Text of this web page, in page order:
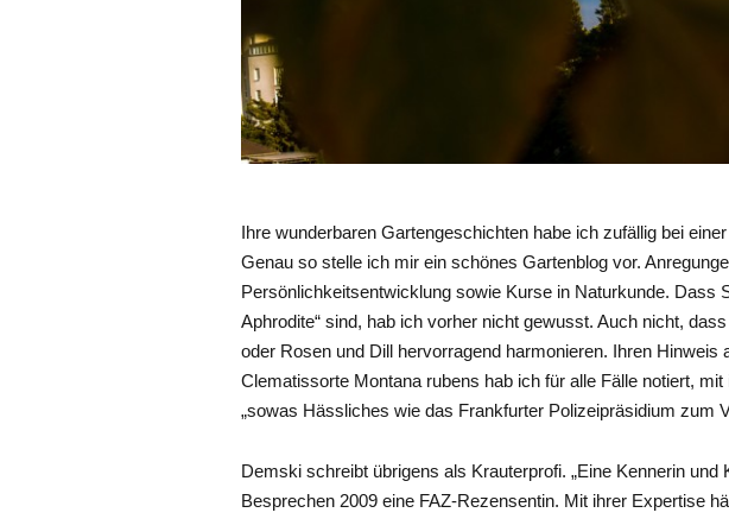
Ihre wunderbaren Gartengeschichten habe ich zufällig bei
Genau so stelle ich mir ein schönes Gartenblog vor.
Persönlichkeitsentwicklung sowie Kurse in Naturkunde. Dass
Aphrodite“ sind, hab ich vorher nicht gewusst. Auch nicht,
oder Rosen und Dill hervorragend harmonieren. Ihren Hinweis
Clematissorte Montana rubens hab ich für alle Fälle notiert,
„sowas Hässliches wie das Frankfurter Polizeipräsidium zum
Demski schreibt übrigens als Krauterprofi. „Eine Kennerin und
Besprechen 2009 eine FAZ-Rezensentin. Mit ihrer Expertise